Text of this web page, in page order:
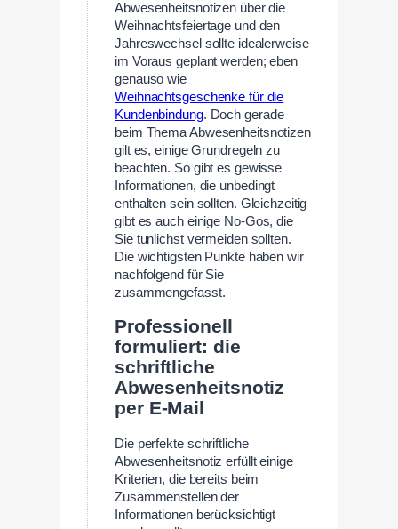
Abwesenheitsnotizen über die
Weihnachtsfeiertage und den
Jahreswechsel sollte idealerweise
im Voraus geplant werden; eben
genauso wie
Weihnachtsgeschenke für die
Kundenbindung. Doch gerade
beim Thema Abwesenheitsnotizen
gilt es, einige Grundregeln zu
beachten. So gibt es gewisse
Informationen, die unbedingt
enthalten sein sollten. Gleichzeitig
gibt es auch einige No-Gos, die
Sie tunlichst vermeiden sollten.
Die wichtigsten Punkte haben wir
nachfolgend für Sie
zusammengefasst.
Professionell
formuliert: die
schriftliche
Abwesenheitsnotiz
per E-Mail
Die perfekte schriftliche
Abwesenheitsnotiz erfüllt einige
Kriterien, die bereits beim
Zusammenstellen der
Informationen berücksichtigt